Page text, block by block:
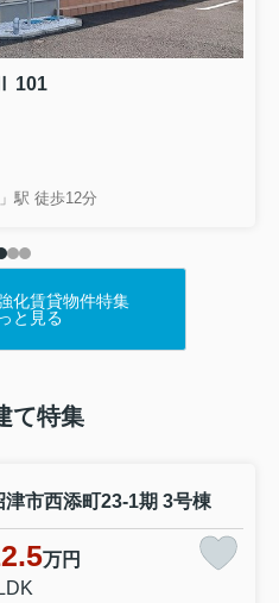
101
駅 徒歩12分
化賃貸物件特集
と見る
て特集
津市西添町23-1期 3号棟
万円